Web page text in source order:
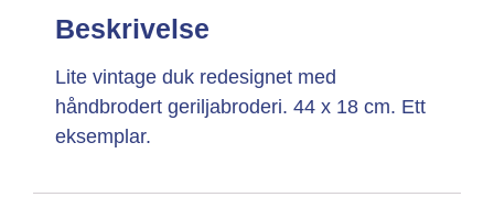
Beskrivelse
Lite vintage duk redesignet med
håndbrodert geriljabroderi. 44 x 18 cm. Ett
eksemplar.